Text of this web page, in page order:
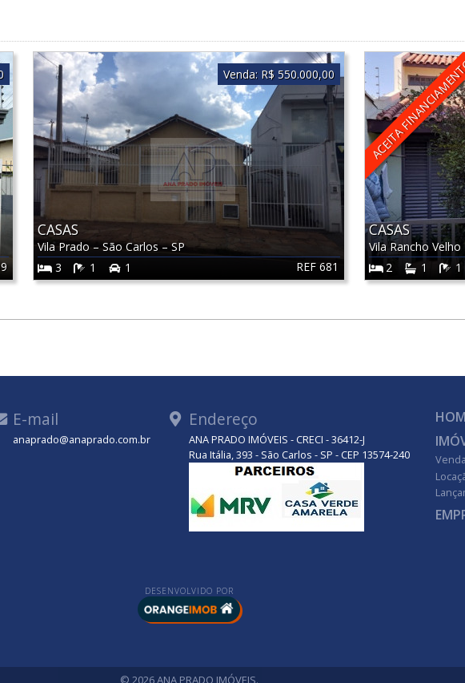
REF 681
CASAS
Vila Prado –São Carlos–SP
3
1 1
Venda: R$ 550.000,00 ACEITA
CASAS
Vila Rancho Velho
2
1 1
E-mail
anaprado@anaprado.com.br
Endereço
ANA PRADO IMÓVEIS - CRECI - 36412-J
Rua Itália, 393 - São Carlos - SP - CEP 13574-240
Venda
DESENVOLVIDO POR
© 2026 ANA PRADO IMÓVEIS.